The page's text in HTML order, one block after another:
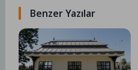
Benzer Yazılar